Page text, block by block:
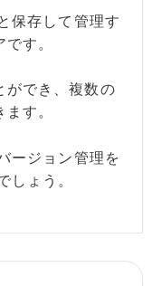
保存して管理す
す。
ができ、複数の
す。
ージョン管理を
しょう。